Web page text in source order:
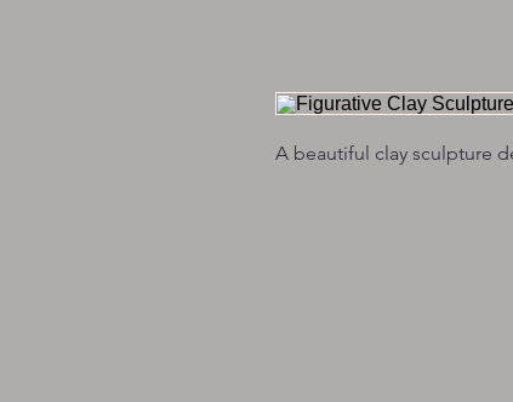
A beautiful clay sculpture